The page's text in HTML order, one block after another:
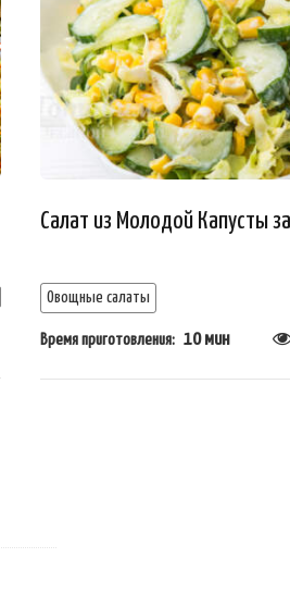
Салат из Молодой Капусты
Овощные салаты
Время приготовления: 10 мин